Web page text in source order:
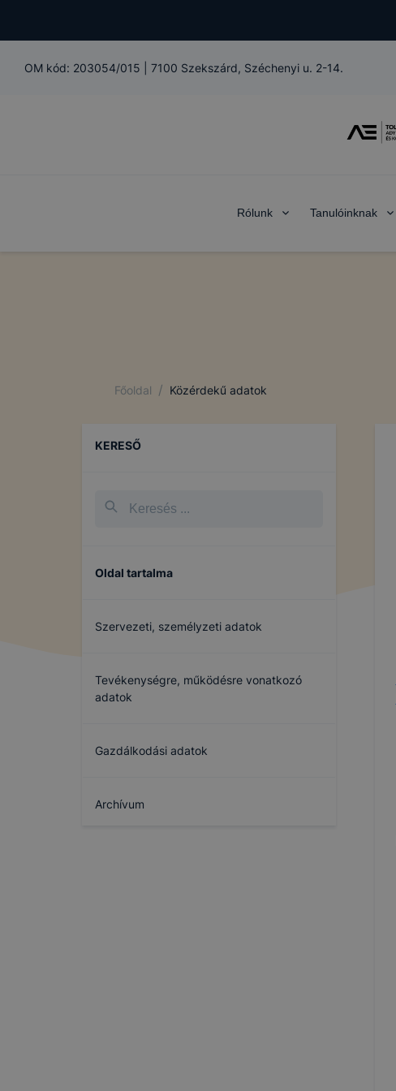
OM kód: 203054/015 7100 Szekszárd, Széchenyi u. 2-14.
Rólunk Tanulóinknak
Főoldal / Közérdekű adatok
KERESŐ
Oldal tartalma
Szervezeti, személyzeti adatok
Tevékenységre, működésre vonatkozó
adatok
Gazdálkodási adatok
Archívum